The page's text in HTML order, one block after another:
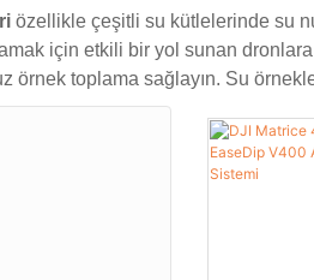
özellikle çeşitli su kütlelerinde su
için etkili bir yol sunan
örnek toplama sağlayın. Su